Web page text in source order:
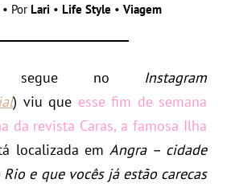
Por Lari • Life Style • Viagem
segue no Instagram
) viu que esse fim de semana
da revista Caras, a famosa Ilha
localizada em Angra – cidade
e que vocês já estão carecas